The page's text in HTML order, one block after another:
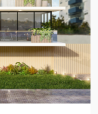
ni enviamos spam.
tu consulta.